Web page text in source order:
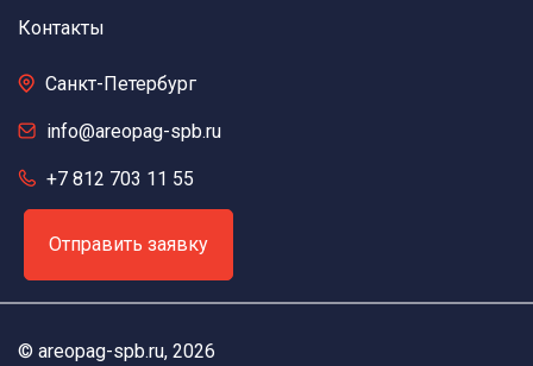
Контакты
Санкт-Петербург
info@areopag-spb.ru
+7 812 703 11 55
Отправить заявку
© areopag-spb.ru, 2026